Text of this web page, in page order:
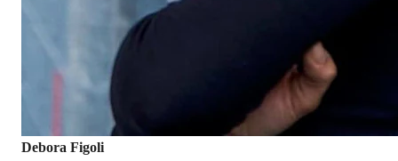
Debora Figoli